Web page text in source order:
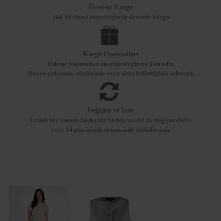
Ücretsiz Kargo
400 TL üzeri alışverişlerde ücretsiz kargo
Kargo Opsiyonları
Ödeme yapmadan önce inceleyin ve Test edin
(kurye şirketinin ofislerinde veya sizin belirttiğiniz adreste).
Değişim ve İade
Ürünü her zaman başka bir beden, model ile değiştirebilir
veya 14 gün içinde ürünü iade edebilirsiniz